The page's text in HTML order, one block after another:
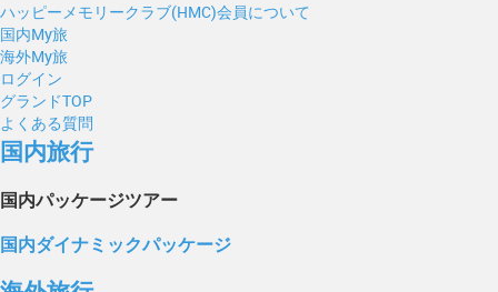
ハッピーメモリークラブ(HMC)会員について
国内My旅
海外My旅
ログイン
グランドTOP
よくある質問
国内旅行
国内パッケージツアー
国内ダイナミックパッケージ